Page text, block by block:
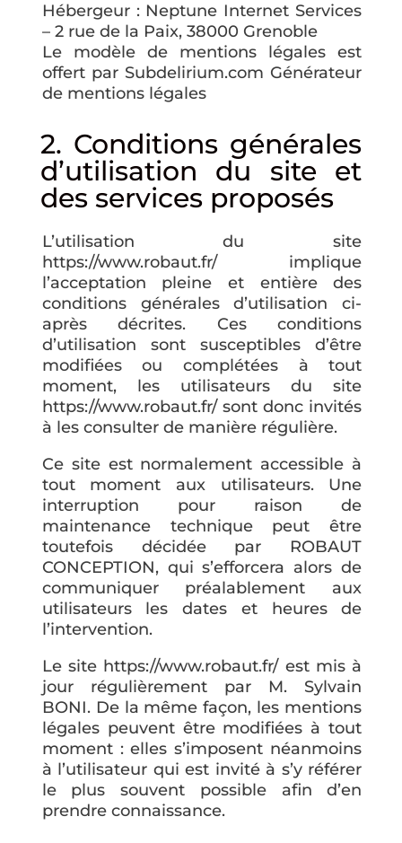
Hébergeur : Neptune Internet Services
– 2 rue de la Paix, 38000 Grenoble
Le modèle de mentions légales est
offert par Subdelirium.com Générateur
de mentions légales
2. Conditions générales
d’utilisation du site et
des services proposés
L’utilisation du site
https://www.robaut.fr/ implique
l’acceptation pleine et entière des
conditions générales d’utilisation ci-
après décrites. Ces conditions
d’utilisation sont susceptibles d’être
modifiées ou complétées à tout
moment, les utilisateurs du site
https://www.robaut.fr/ sont donc invités
à les consulter de manière régulière.
Ce site est normalement accessible à
tout moment aux utilisateurs. Une
interruption pour raison de
maintenance technique peut être
toutefois décidée par ROBAUT
CONCEPTION, qui s’efforcera alors de
communiquer préalablement aux
utilisateurs les dates et heures de
l’intervention.
Le site https://www.robaut.fr/ est mis à
jour régulièrement par M. Sylvain
BONI. De la même façon, les mentions
légales peuvent être modifiées à tout
moment : elles s’imposent néanmoins
à l’utilisateur qui est invité à s’y référer
le plus souvent possible afin d’en
prendre connaissance.